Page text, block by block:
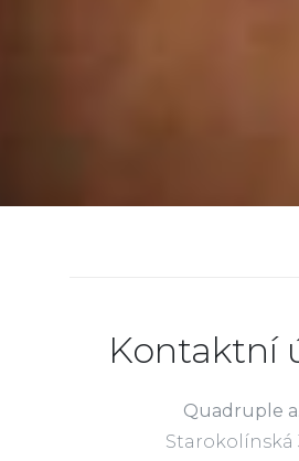
Kontaktní
Quadruple
Starokolínská